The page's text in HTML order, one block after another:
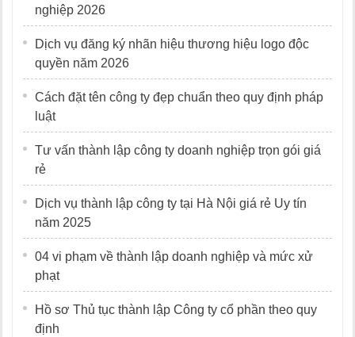
nghiệp 2026
Dịch vụ đăng ký nhãn hiệu thương hiệu logo độc
quyền năm 2026
Cách đặt tên công ty đẹp chuẩn theo quy định pháp
luật
Tư vấn thành lập công ty doanh nghiệp trọn gói giá
rẻ
Dịch vụ thành lập công ty tại Hà Nội giá rẻ Uy tín
năm 2025
04 vi phạm về thành lập doanh nghiệp và mức xử
phạt
Hồ sơ Thủ tục thành lập Công ty cổ phần theo quy
định